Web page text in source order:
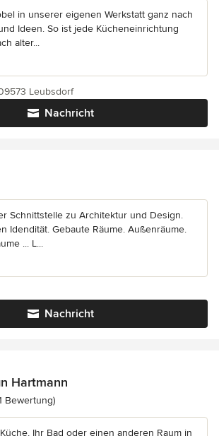
in unserer eigenen Werkstatt ganz nach
Ideen. So ist jede Kücheneinrichtung
alter...
Nachricht
Leubsdorf
Schnittstelle zu Architektur und Design.
Idendität. Gebaute Räume. Außenräume.
... L...
Nachricht
Hartmann
5 von 5 Sternen
Bewertung)
Ihr Bad oder einen anderen Raum in